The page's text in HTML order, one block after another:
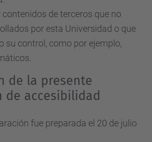
contenidos de terceros que no
por esta Universidad o que
su control, como por ejemplo,
de la presente
de accesibilidad
fue preparada el 20 de julio